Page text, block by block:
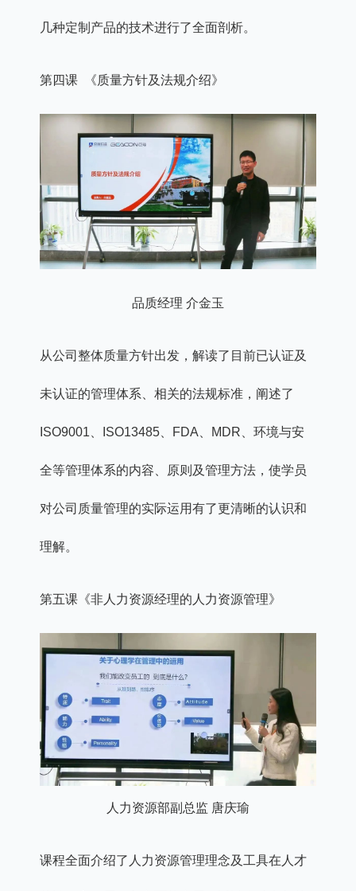
几种定制产品的技术进行了全面剖析。
第四课 《质量方针及法规介绍》
品质经理 介金玉
从公司整体质量方针出发，解读了目前已认证及
未认证的管理体系、相关的法规标准，阐述了
ISO9001、ISO13485、FDA、MDR、环境与安
全等管理体系的内容、原则及管理方法，使学员
对公司质量管理的实际运用有了更清晰的认识和
理解。
第五课《非人力资源经理的人力资源管理》
人力资源部副总监 唐庆瑜
课程全面介绍了人力资源管理理念及工具在人才